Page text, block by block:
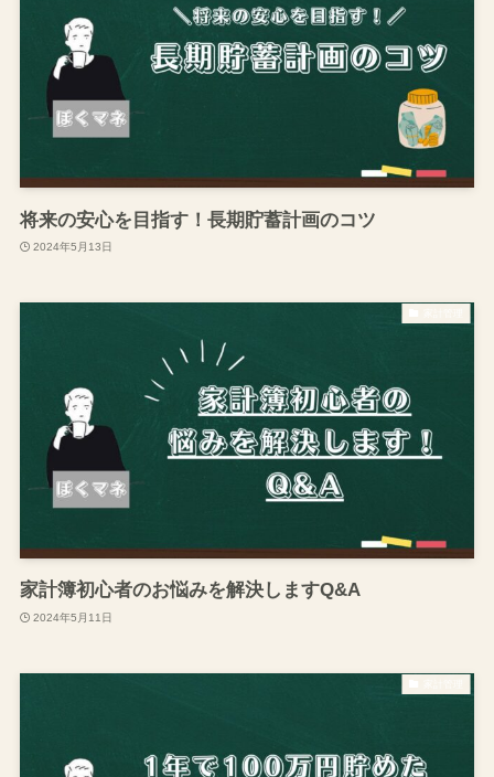
将来の安心を目指す！長期貯蓄計画のコツ
2024年5月13日
家計簿初心者のお悩みを解決しますQ&A
2024年5月11日